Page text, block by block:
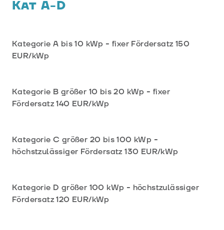
Kat A-D
Kategorie A bis 10 kWp - fixer Fördersatz 150
EUR/kWp
Kategorie B größer 10 bis 20 kWp - fixer
Fördersatz 140 EUR/kWp
Kategorie C größer 20 bis 100 kWp -
höchstzulässiger Fördersatz 130 EUR/kWp
Kategorie D größer 100 kWp - höchstzulässiger
Fördersatz 120 EUR/kWp